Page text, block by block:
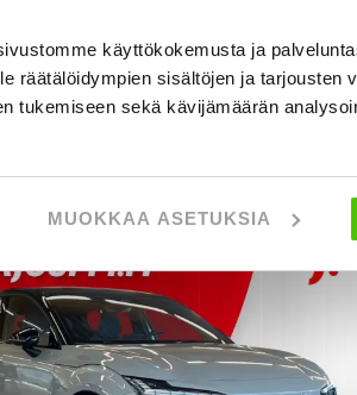
käyttökokemusta ja
räätälöidympien sisältöjen ja tarjousten
tukemiseen sekä kävijämäärän
MUOKKAA ASETUKSIA
/ kk
ja kulutonta